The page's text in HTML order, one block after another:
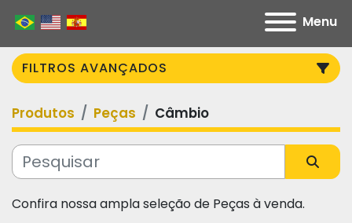
Menu
FILTROS AVANÇADOS
Categoria
Fabricante
Produtos Peças Câmbio
Confira nossa ampla seleção de Peças à venda.